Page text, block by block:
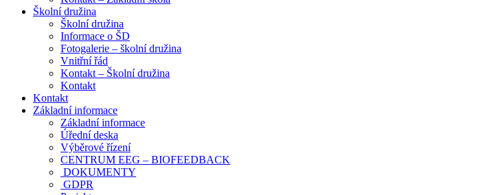
Školní družina
Školní družina
Informace o ŠD
Fotogalerie – školní družina
Vnitřní řád
Kontakt – Školní družina
Kontakt
Kontakt
Základní informace
Základní informace
Úřední deska
Výběrové řízení
CENTRUM EEG – BIOFEEDBACK
DOKUMENTY
GDPR